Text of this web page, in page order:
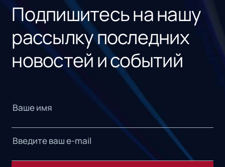
Подпишитесь на нашу
рассылку последних
новостей и событий